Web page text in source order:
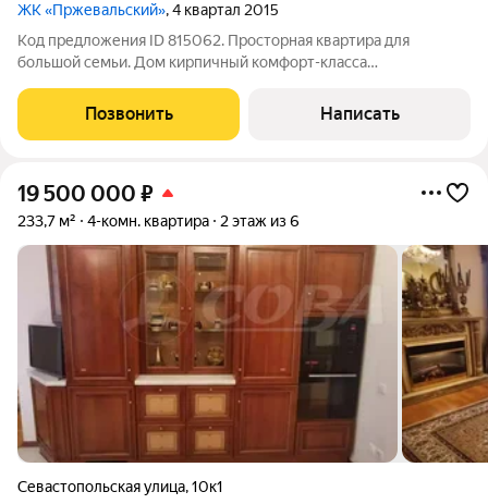
ЖК «Пржевальский», 4 квартал 2015
Код предложения ID 815062. Просторная квартира для
большой семьи. Дом кирпичный комфорт-класса
находится на седьмом этаже.Предусмотрен гостевой санузел
и ванная комната. Просторная прихожая 10,5
Позвонить Написать
19 500 000 ₽
233,7 м² 4-комн. квартира 2 этаж из 6
Севастопольская улица,10к1